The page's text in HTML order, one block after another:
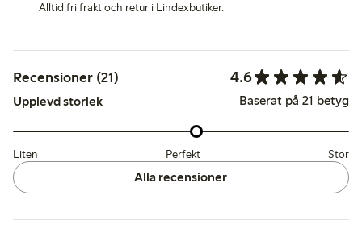
Alltid fri frakt och retur i Lindexbutiker.
Recensioner (21) 4.6
Upplevd storlek Baserat på 21 betyg
Liten Perfekt Stor
Alla recensioner